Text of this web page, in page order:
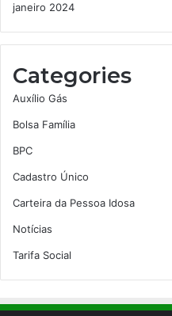
janeiro 2024
Categories
Auxílio Gás
Bolsa Família
BPC
Cadastro Único
Carteira da Pessoa Idosa
Notícias
Tarifa Social